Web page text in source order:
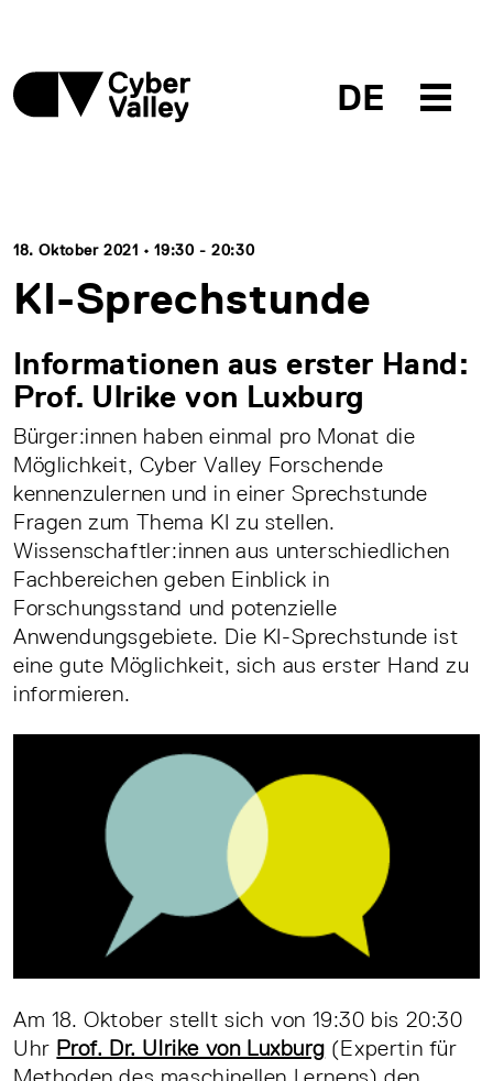
DE
18. Oktober 2021 • 19:30 - 20:30
KI-Sprechstunde
Informationen aus erster Hand:
Prof. Ulrike von Luxburg
Bürger:innen haben einmal pro Monat die
Möglichkeit, Cyber Valley Forschende
kennenzulernen und in einer Sprechstunde
Fragen zum Thema KI zu stellen.
Wissenschaftler:innen aus unterschiedlichen
Fachbereichen geben Einblick in
Forschungsstand und potenzielle
Anwendungsgebiete. Die KI-Sprechstunde ist
eine gute Möglichkeit, sich aus erster Hand zu
informieren.
Am 18. Oktober stellt sich von 19:30 bis 20:30
Uhr Prof. Dr. Ulrike von Luxburg (Expertin für